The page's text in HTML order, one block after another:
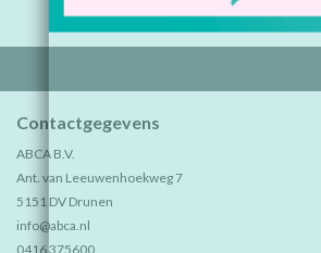
Contactgegevens
ABCA B.V.
Ant. van Leeuwenhoekweg 7
5151 DV Drunen
info@abca.nl
0416 375600